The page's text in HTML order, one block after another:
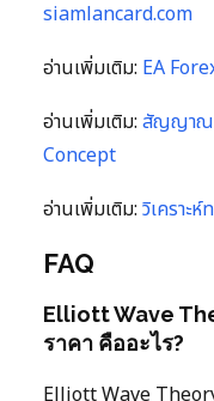
siamlancard.com
อ่านเพิ่มเติม: EA
อ่านเพิ่มเติม: สัญญาณ
Concept
อ่านเพิ่มเติม: วิเคราะห์
FAQ
Elliott Wave
ราคา คืออะไร?
Elliott Wave